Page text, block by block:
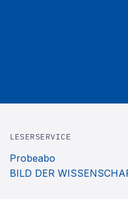
LESERSERVICE
Probeabo
BILD DER